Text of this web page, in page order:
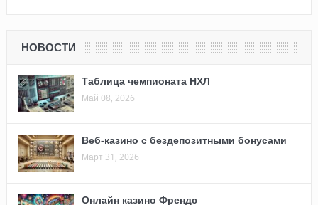
НОВОСТИ
Таблица чемпионата НХЛ
Май 08, 2026
Веб-казино с бездепозитными бонусами
Март 31, 2026
Онлайн казино Френдс